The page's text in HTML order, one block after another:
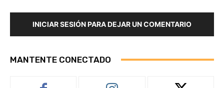
INICIAR SESIÓN PARA DEJAR UN COMENTARIO
MANTENTE CONECTADO